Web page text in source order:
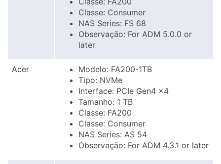
Classe: Consumer
NAS Series: FS 68
Observação: For ADM 5.0.0 or
later
Acer
Modelo: FA200-1TB
Tipo: NVMe
Interface: PCIe Gen4 x4
Tamanho: 1 TB
Classe: FA200
Classe: Consumer
NAS Series: AS 54
Observação: For ADM 4.3.1 or later